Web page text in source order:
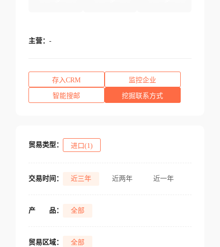
主营： -
存入CRM 监控企业
智能搜邮 挖掘联系方式
贸易类型： 进口(1)
交易时间： 近三年 近两年 近一年
产 品： 全部
贸易区域： 全部